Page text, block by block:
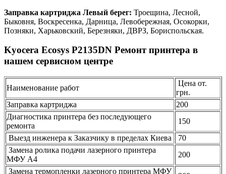
Заправка картриджа Левый берег: Троещина, Лесной,
Быковня, Воскресенка, Дарница, Левобережная, Осокорки,
Позняки, Харьковский, Березняки, ДВРЗ, Бориспольская.
Kyocera Ecosys P2135DN Ремонт принтера в
нашем сервисном центре
Наименование работ
Цена от.
грн.
Заправка картриджа
200
Диагностика принтера без последующего
ремонта
150
Выезд инженера к Заказчику в пределах Киева
70
Замена ролика подачи лазерного принтера
МФУ А4
200
Замена термопленки лазерного принтера МФУ